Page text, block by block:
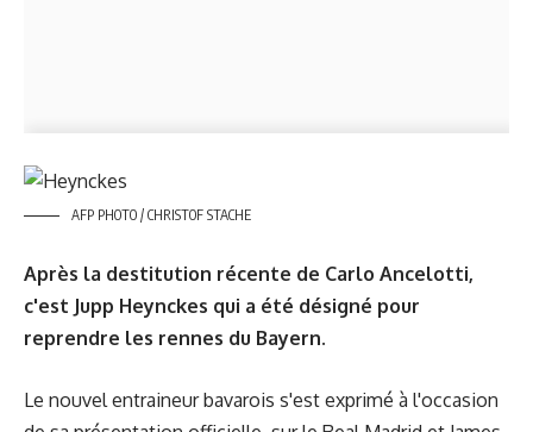
AFP PHOTO / CHRISTOF STACHE
Après la destitution récente de Carlo Ancelotti,
c'est Jupp Heynckes qui a été désigné pour
reprendre les rennes du Bayern.
Le nouvel entraineur bavarois s'est exprimé à l'occasion